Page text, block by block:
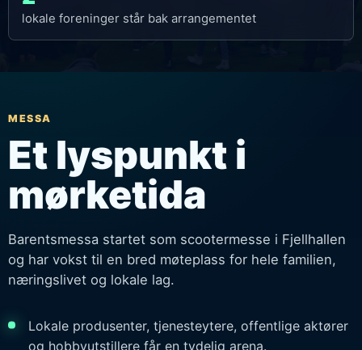
lokale foreninger står bak arrangementet
MESSA
Et lyspunkt i
mørketida
Barentsmessa startet som scootermesse i Fjellhallen
og har vokst til en bred møteplass for hele familien,
næringslivet og lokale lag.
Lokale produsenter, tjenesteytere, offentlige aktører
og hobbyutstillere får en tydelig arena.